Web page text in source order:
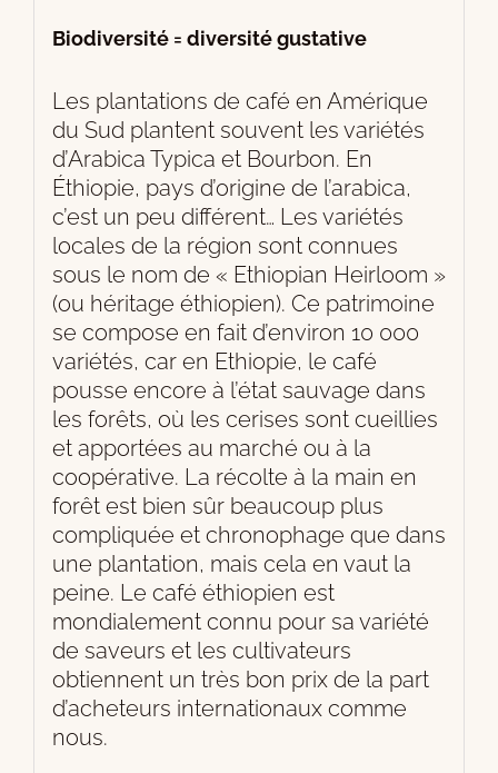
Biodiversité = diversité gustative
Les plantations de café en Amérique
du Sud plantent souvent les variétés
d’Arabica Typica et Bourbon. En
Éthiopie, pays d’origine de l’arabica,
c’est un peu différent… Les variétés
locales de la région sont connues
sous le nom de « Ethiopian Heirloom »
(ou héritage éthiopien). Ce patrimoine
se compose en fait d’environ 10 000
variétés, car en Ethiopie, le café
pousse encore à l’état sauvage dans
les forêts, où les cerises sont cueillies
et apportées au marché ou à la
coopérative. La récolte à la main en
forêt est bien sûr beaucoup plus
compliquée et chronophage que dans
une plantation, mais cela en vaut la
peine. Le café éthiopien est
mondialement connu pour sa variété
de saveurs et les cultivateurs
obtiennent un très bon prix de la part
d’acheteurs internationaux comme
nous.